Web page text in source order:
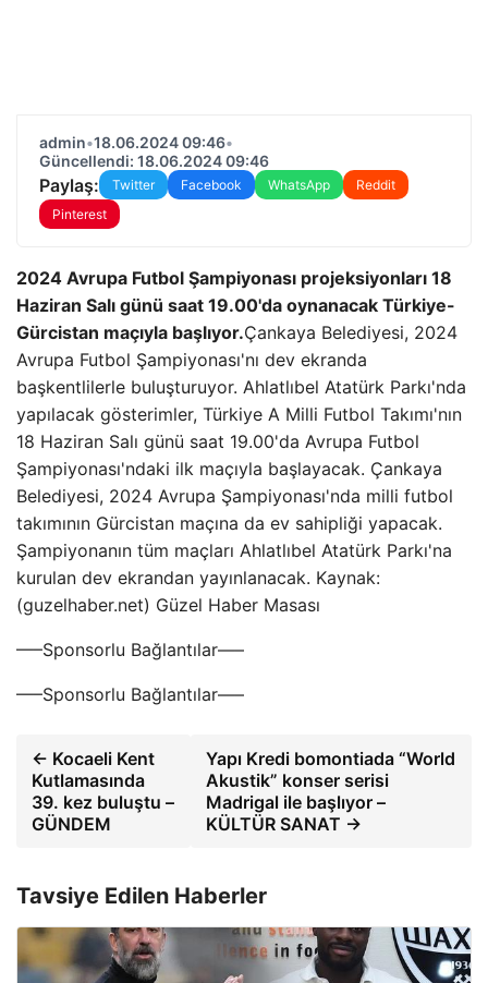
admin•18.06.2024 09:46•
Güncellendi: 18.06.2024 09:46
Paylaş: Twitter Facebook WhatsApp
Reddit
Pinterest
2024 Avrupa Futbol Şampiyonası projeksiyonları 18
Haziran Salı günü saat 19.00'da oynanacak Türkiye-
Gürcistan maçıyla başlıyor.Çankaya Belediyesi, 2024
Avrupa Futbol Şampiyonası'nı dev ekranda
başkentlilerle buluşturuyor. Ahlatlıbel Atatürk Parkı'nda
yapılacak gösterimler, Türkiye A Milli Futbol Takımı'nın
18 Haziran Salı günü saat 19.00'da Avrupa Futbol
Şampiyonası'ndaki ilk maçıyla başlayacak. Çankaya
Belediyesi, 2024 Avrupa Şampiyonası'nda milli futbol
takımının Gürcistan maçına da ev sahipliği yapacak.
Şampiyonanın tüm maçları Ahlatlıbel Atatürk Parkı'na
kurulan dev ekrandan yayınlanacak. Kaynak:
(guzelhaber.net) Güzel Haber Masası
—–Sponsorlu Bağlantılar—–
—–Sponsorlu Bağlantılar—–
← Kocaeli Kent
Kutlamasında
39. kez buluştu –
GÜNDEM
Yapı Kredi bomontiada “World
Akustik” konser serisi
Madrigal ile başlıyor –
KÜLTÜR SANAT →
Tavsiye Edilen Haberler